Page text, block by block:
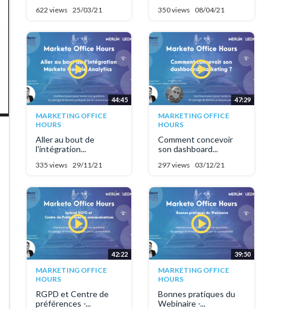
622 views 25/03/21 350 views 08/04/21
44:45
MARKETING OFFICE
HOURS
Aller au bout de
l'intégration...
335 views 29/11/21
47:29
MARKETING OFFICE
HOURS
Comment concevoir
son dashboard...
297 views 03/12/21
42:22
MARKETING OFFICE
HOURS
RGPD et Centre de
préférences -...
39:50
MARKETING OFFICE
HOURS
Bonnes pratiques du
Webinaire -...